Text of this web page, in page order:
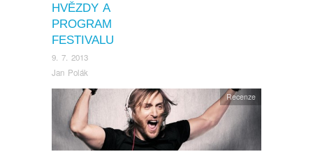
HVĚZDY A
PROGRAM
FESTIVALU
9. 7. 2013
Jan Polák
Recenze